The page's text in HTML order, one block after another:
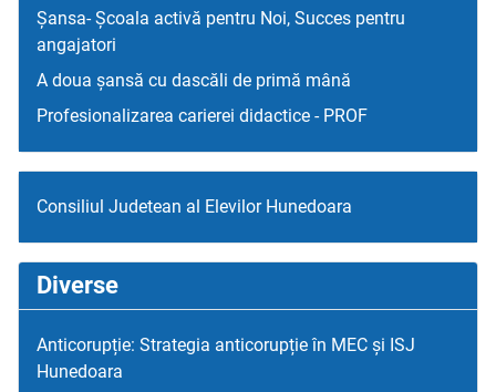
Șansa- Școala activă pentru Noi, Succes pentru
angajatori
A doua șansă cu dascăli de primă mână
Profesionalizarea carierei didactice - PROF
Consiliul Judetean al Elevilor Hunedoara
Diverse
Anticorupție: Strategia anticorupție în MEC și ISJ
Hunedoara